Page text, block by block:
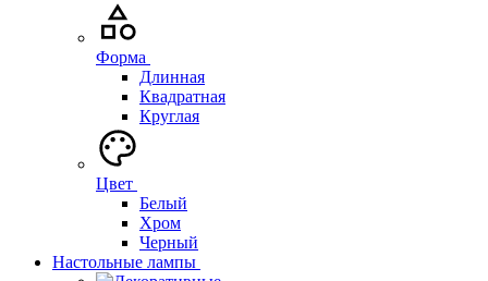
Форма
Длинная
Квадратная
Круглая
Цвет
Белый
Хром
Черный
Настольные лампы